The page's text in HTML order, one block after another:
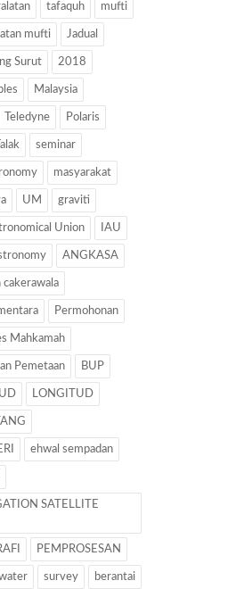
tafaquh mufti
mufti Jadual
Surut 2018
Malaysia
Teledyne Polaris
seminar
masyarakat
UM graviti
Union IAU
ANGKASA
cakerawala
Permohonan
Mahkamah
Pemetaan BUP
LONGITUD
ehwal sempadan
SATELLITE
PEMPROSESAN
survey berantai